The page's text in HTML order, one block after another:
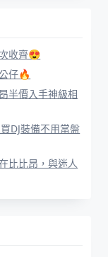
收齊😍
仔🔥
半價入手神級相
DJ裝備不用當盤
比比昂，與迷人